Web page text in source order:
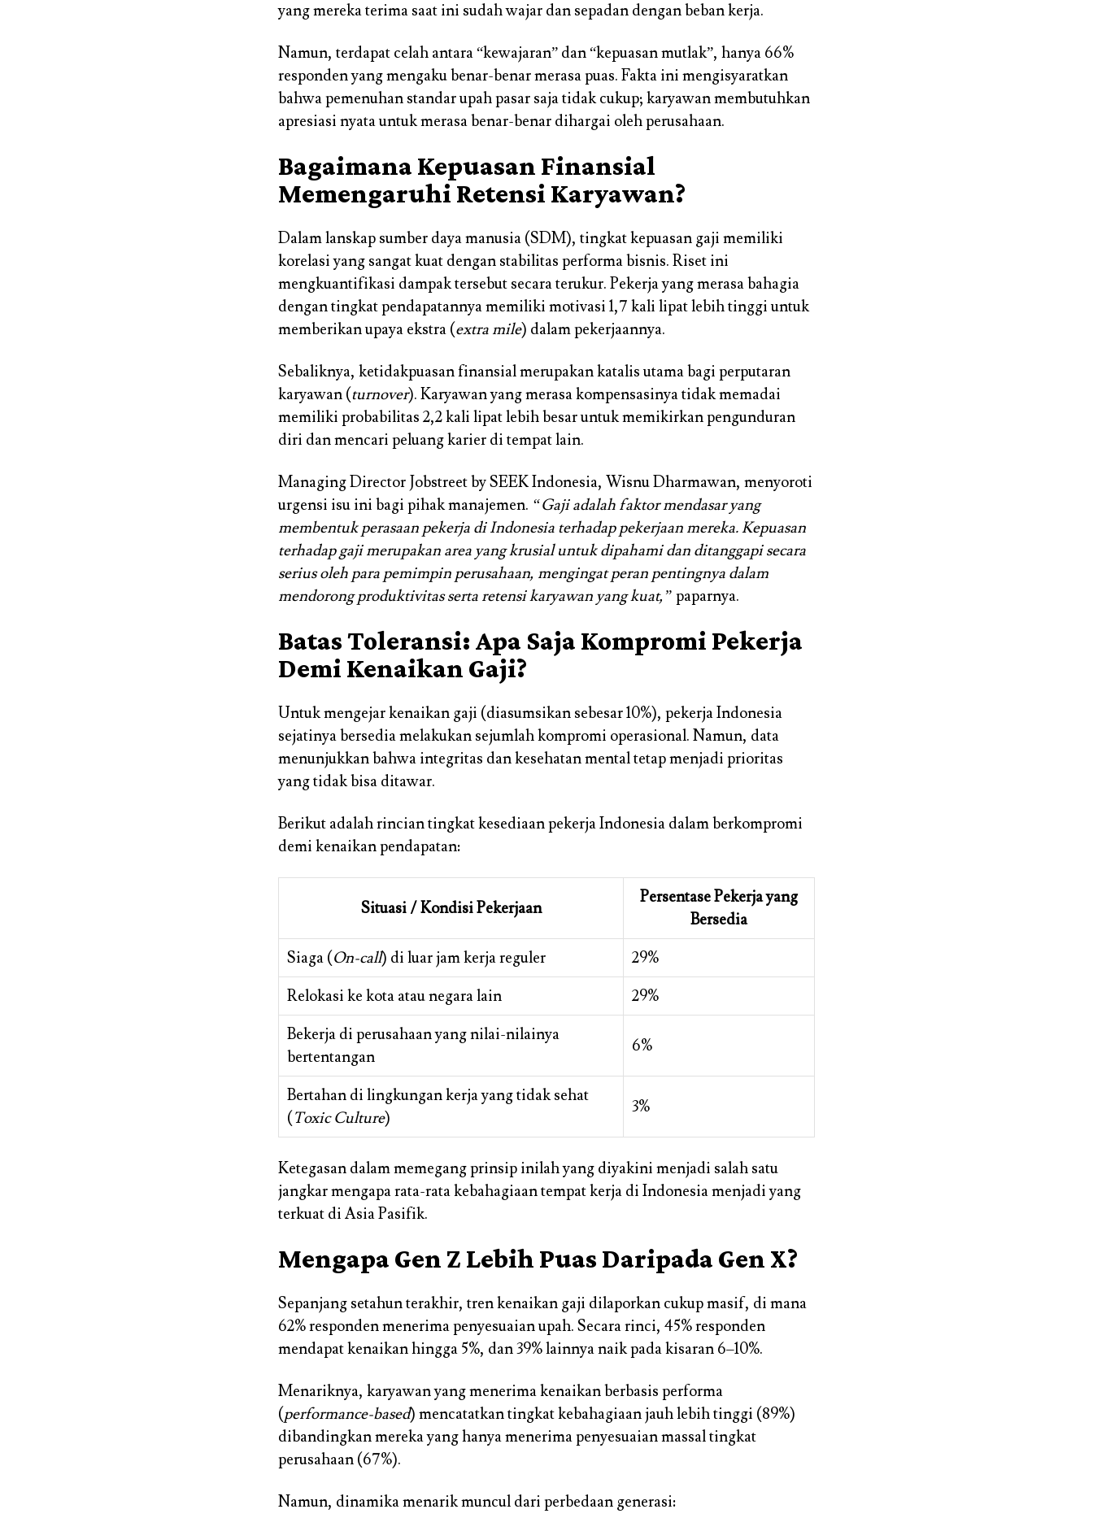
yang mereka terima saat ini sudah wajar dan sepadan dengan beban kerja.
Namun, terdapat celah antara “kewajaran” dan “kepuasan mutlak”, hanya 66%
responden yang mengaku benar-benar merasa puas. Fakta ini mengisyaratkan
bahwa pemenuhan standar upah pasar saja tidak cukup; karyawan membutuhkan
apresiasi nyata untuk merasa benar-benar dihargai oleh perusahaan.
Bagaimana Kepuasan Finansial
Memengaruhi Retensi Karyawan?
Dalam lanskap sumber daya manusia (SDM), tingkat kepuasan gaji memiliki
korelasi yang sangat kuat dengan stabilitas performa bisnis. Riset ini
mengkuantifikasi dampak tersebut secara terukur. Pekerja yang merasa bahagia
dengan tingkat pendapatannya memiliki motivasi 1,7 kali lipat lebih tinggi untuk
memberikan upaya ekstra (extra mile) dalam pekerjaannya.
Sebaliknya, ketidakpuasan finansial merupakan katalis utama bagi perputaran
karyawan (turnover). Karyawan yang merasa kompensasinya tidak memadai
memiliki probabilitas 2,2 kali lipat lebih besar untuk memikirkan pengunduran
diri dan mencari peluang karier di tempat lain.
Managing Director Jobstreet by SEEK Indonesia, Wisnu Dharmawan, menyoroti
urgensi isu ini bagi pihak manajemen. “Gaji adalah faktor mendasar yang
membentuk perasaan pekerja di Indonesia terhadap pekerjaan mereka. Kepuasan
terhadap gaji merupakan area yang krusial untuk dipahami dan ditanggapi secara
serius oleh para pemimpin perusahaan, mengingat peran pentingnya dalam
mendorong produktivitas serta retensi karyawan yang kuat,” paparnya.
Batas Toleransi: Apa Saja Kompromi Pekerja
Demi Kenaikan Gaji?
Untuk mengejar kenaikan gaji (diasumsikan sebesar 10%), pekerja Indonesia
sejatinya bersedia melakukan sejumlah kompromi operasional. Namun, data
menunjukkan bahwa integritas dan kesehatan mental tetap menjadi prioritas
yang tidak bisa ditawar.
Berikut adalah rincian tingkat kesediaan pekerja Indonesia dalam berkompromi
demi kenaikan pendapatan:
Situasi / Kondisi Pekerjaan
Persentase Pekerja yang
Bersedia
Siaga (On-call) di luar jam kerja reguler
29%
Relokasi ke kota atau negara lain
29%
Bekerja di perusahaan yang nilai-nilainya
bertentangan
6%
Bertahan di lingkungan kerja yang tidak sehat
(Toxic Culture)
3%
Ketegasan dalam memegang prinsip inilah yang diyakini menjadi salah satu
jangkar mengapa rata-rata kebahagiaan tempat kerja di Indonesia menjadi yang
terkuat di Asia Pasifik.
Mengapa Gen Z Lebih Puas Daripada Gen X?
Sepanjang setahun terakhir, tren kenaikan gaji dilaporkan cukup masif, di mana
62% responden menerima penyesuaian upah. Secara rinci, 45% responden
mendapat kenaikan hingga 5%, dan 39% lainnya naik pada kisaran 6–10%.
Menariknya, karyawan yang menerima kenaikan berbasis performa
(performance-based) mencatatkan tingkat kebahagiaan jauh lebih tinggi (89%)
dibandingkan mereka yang hanya menerima penyesuaian massal tingkat
perusahaan (67%).
Namun, dinamika menarik muncul dari perbedaan generasi: